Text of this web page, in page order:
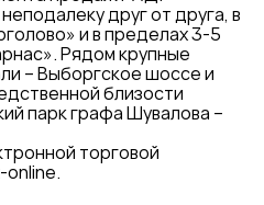
друг от друга, в
и в пределах 3-5
Рядом крупные
– Выборгское шоссе и
близости
парк графа Шувалова –
торговой